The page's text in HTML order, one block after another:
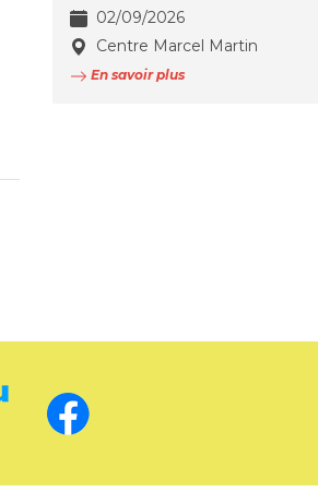
02/09/2026
Centre Marcel Martin
En savoir plus